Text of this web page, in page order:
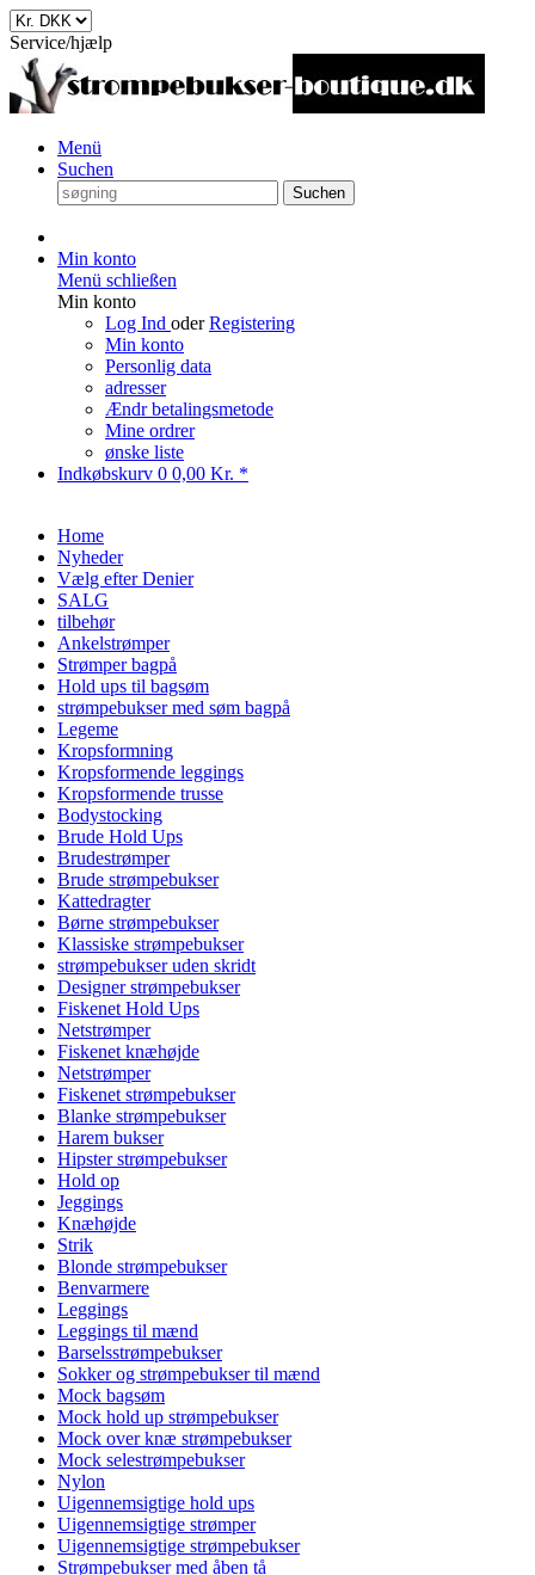
Service/hjælp
Menü
Suchen
Suchen
Min konto
Menü schließen
Min konto
Log Ind oderRegistering
Min konto
Personlig data
adresser
Ændr betalingsmetode
Mine ordrer
ønske liste
Indkøbskurv 0 0,00 Kr. *
Home
Nyheder
Vælg efter Denier
SALG
tilbehør
Ankelstrømper
Strømper bagpå
Hold ups til bagsøm
strømpebukser med søm bagpå
Legeme
Kropsformning
Kropsformende leggings
Kropsformende trusse
Bodystocking
Brude Hold Ups
Brudestrømper
Brude strømpebukser
Kattedragter
Børne strømpebukser
Klassiske strømpebukser
strømpebukser uden skridt
Designer strømpebukser
Fiskenet Hold Ups
Netstrømper
Fiskenet knæhøjde
Netstrømper
Fiskenet strømpebukser
Blanke strømpebukser
Harem bukser
Hipster strømpebukser
Hold op
Jeggings
Knæhøjde
Strik
Blonde strømpebukser
Benvarmere
Leggings
Leggings til mænd
Barselsstrømpebukser
Sokker og strømpebukser til mænd
Mock bagsøm
Mock hold up strømpebukser
Mock over knæ strømpebukser
Mock selestrømpebukser
Nylon
Uigennemsigtige hold ups
Uigennemsigtige strømper
Uigennemsigtige strømpebukser
Strømpebukser med åben tå